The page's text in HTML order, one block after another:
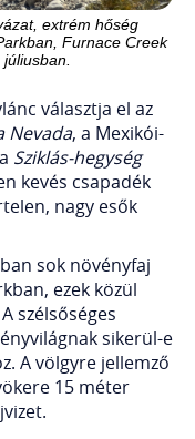
extrém hőség
Furnace Creek
választja el az
Nevada, a Mexikói-
Sziklás-hegység
kevés csapadék
nagy esők
sok növényfaj
ezek közül
szélsőséges
sikerül-e
A völgyre jellemző
15 méter